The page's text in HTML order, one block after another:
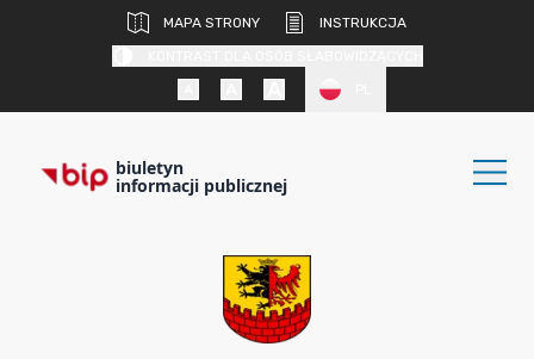
MAPA STRONY
INSTRUKCJA
biuletyn
informacji publicznej